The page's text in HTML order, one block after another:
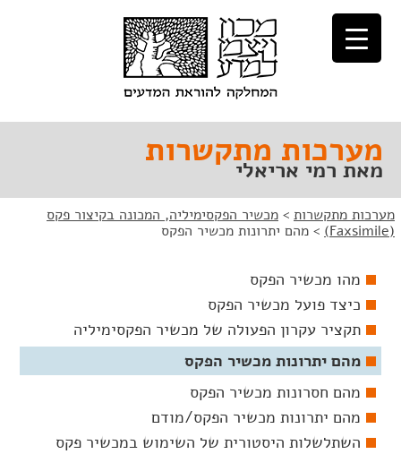
לתוכן
לניווט
מערכות מתקשרות
מאת רמי אריאלי
מערכות מתקשרות > מכשיר הפקסימיליה, המכונה בקיצור פקס
(Faxsimile)
> מהם יתרונות מכשיר הפקס
מהו מכשיר הפקס
כיצד פועל מכשיר הפקס
תקציר עקרון הפעולה של מכשיר הפקסימיליה
מהם יתרונות מכשיר הפקס
מהם חסרונות מכשיר הפקס
מהם יתרונות מכשיר הפקס/מודם
השתלשלות היסטורית של השימוש במכשיר פקס